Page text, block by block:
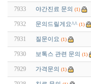
7933 야간진료 문의 (1)
7932 문의드릴게요^^ (1)
7931 질문이요 (1)
7930 보톡스 관련 문의 (1)
7929 가격문의 (1)